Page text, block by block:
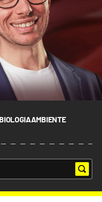
BIOLOGIAAMBIENTE